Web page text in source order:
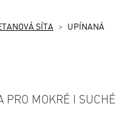
SÍTA UPÍNANÁ
PRO MOKRÉ I SUCHÉ